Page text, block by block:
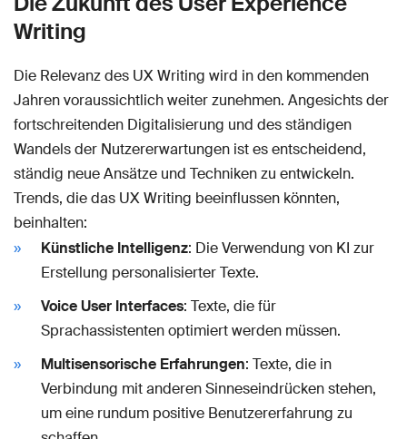
Writing
Die Relevanz des UX Writing wird in den kommenden
Jahren voraussichtlich weiter zunehmen. Angesichts der
fortschreitenden Digitalisierung und des ständigen
Wandels der Nutzererwartungen ist es entscheidend,
ständig neue Ansätze und Techniken zu entwickeln.
Trends, die das UX Writing beeinflussen könnten,
beinhalten:
Künstliche Intelligenz: Die Verwendung von KI zur
Erstellung personalisierter Texte.
Voice User Interfaces: Texte, die für
Sprachassistenten optimiert werden müssen.
Multisensorische Erfahrungen: Texte, die in
Verbindung mit anderen Sinneseindrücken stehen,
um eine rundum positive Benutzererfahrung zu